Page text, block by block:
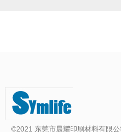
©2021 东莞市晨耀印刷材料有限